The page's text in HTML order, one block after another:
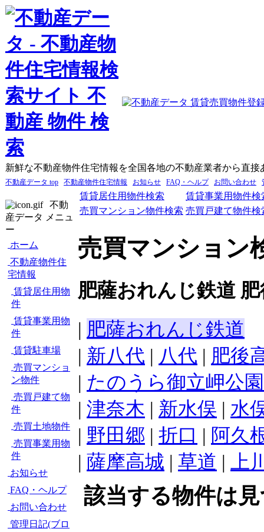
新鮮な不動産物件住宅情報を全国各地の不動産業者から直接
不動産データ top 不動産物件住宅情報 お知らせ FAQ・ヘルプ お問い合わせ
不動
産データ メニュ
ー
ホーム
不動産物件住
宅情報
賃貸居住用物
件
賃貸事業用物
件
賃貸駐車場
売買マンショ
ン物件
売買戸建て物
件
売買土地物件
売買事業用物
件
お知らせ
FAQ・ヘルプ
お問い合わせ
管理日記(ブロ
賃貸居住用物件検索
賃貸事業用物件検
売買マンション物件検索 売買戸建て物件検
売買マンション
肥薩おれんじ鉄道
| 肥薩おれんじ鉄道
| 新八代 | 八代 | 肥後
| たのうら御立岬公園
| 津奈木 | 新水俣 | 水
| 野田郷 | 折口 | 阿久
| 薩摩高城 | 草道 | 上
該当する物件は